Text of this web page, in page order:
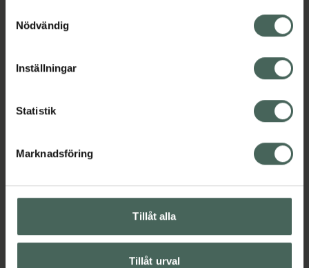
återkalla ditt samtycke via webbplatsens
cookieinställningar. Ett återkallat samtycke påverkar inte
lagligheten av behandling som skett innan återkallelsen.
Nödvändig
Inställningar
Statistik
Marknadsföring
Tillåt alla
Tillåt urval
Kronans Apotek finns här för dig. Du hittar oss från Skåne i
datorn. Oavsett vem du är så är det vårt uppdrag att
hjälpa just dig att må lite bättre. Välkommen att prata
Handla tryggt
Leverans, betalning och retur